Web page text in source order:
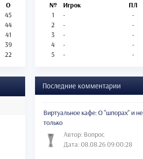
О
45
44
41
39
22
№ Игрок ПЛ
1
- -
2
- -
3
- -
4
- -
5
- -
Последние комментарии
Виртуальное кафе: О "шпорах" и не
только
Автор: Вопрос
Дата: 08.08.26 09:00:28